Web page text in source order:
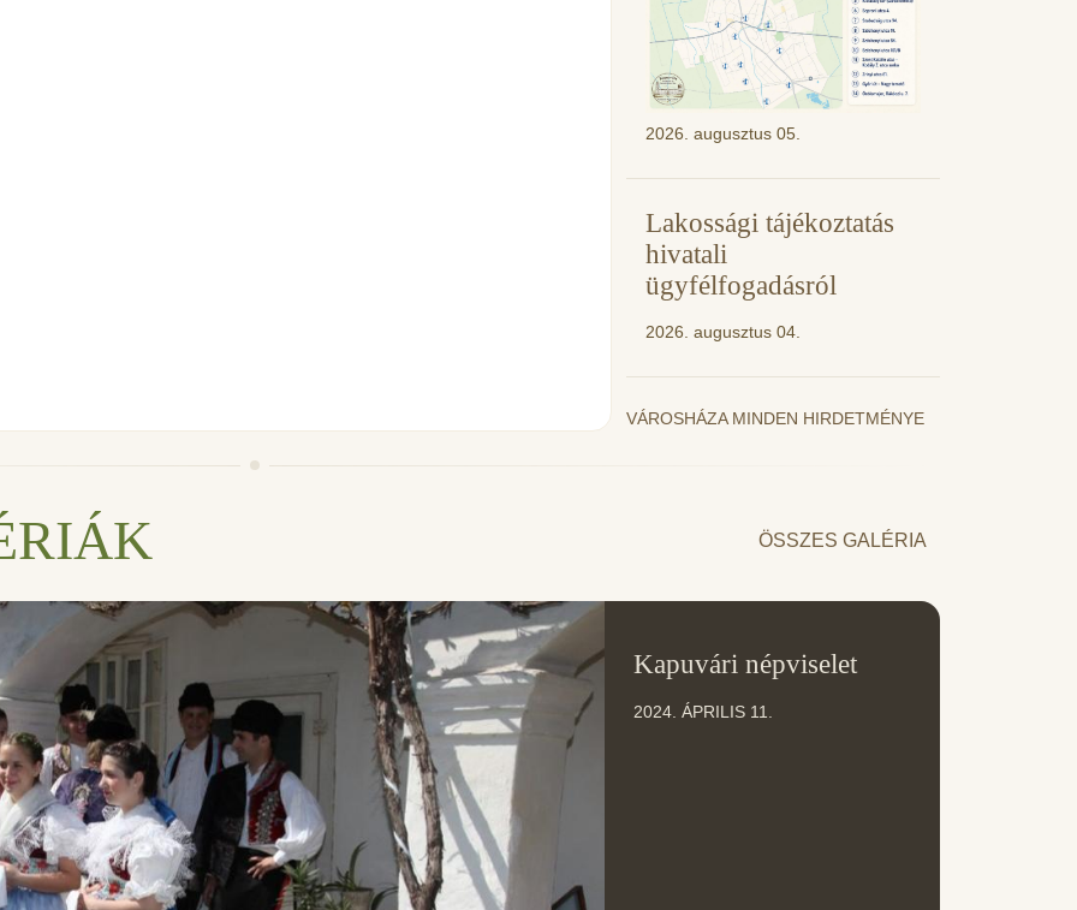
2026. augusztus 05.
Lakossági tájékoztatás
hivatali
ügyfélfogadásról
2026. augusztus 04.
VÁROSHÁZA MINDEN HIRDETMÉNYE
ÖSSZES GALÉRIA
Kapuvári népviselet
2024. ÁPRILIS 11.